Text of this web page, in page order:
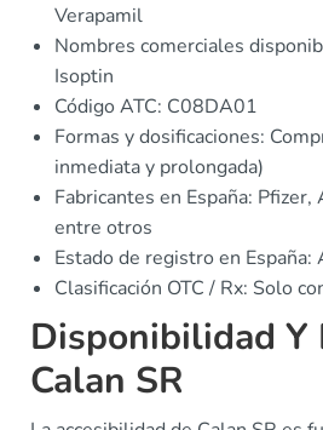
Verapamil
Nombres comerciales
Isoptin
Código ATC: C08DA01
Formas y dosificaciones:
inmediata y prolongada)
Fabricantes en España:
entre otros
Estado de registro en España:
Clasificación OTC / Rx: Solo
Disponibilidad Y
Calan SR